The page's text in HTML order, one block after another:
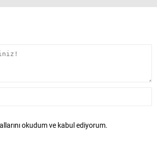
okudum ve kabul ediyorum.